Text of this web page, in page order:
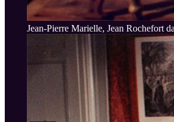
Jean-Pierre Marielle, Jean Rochefort